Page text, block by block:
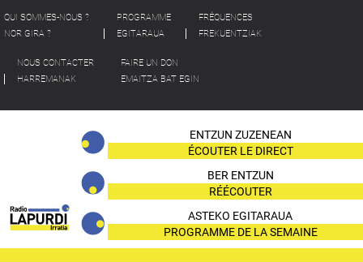
QUI SOMMES-NOUS ?
NOR GIRA ?
PROGRAMME
EGITARAUA
FRÉQUENCES
FREKUENTZIAK
NOUS CONTACTER
HARREMANAK
FAIRE UN DON
EMAITZA BAT EGIN
ENTZUN ZUZENEAN
ÉCOUTER LE DIRECT
BER ENTZUN
RÉÉCOUTER
ASTEKO EGITARAUA
PROGRAMME DE LA SEMAINE